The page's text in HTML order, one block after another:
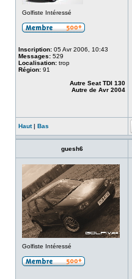
Golfiste Intéressé
Inscription: 05 Avr 2006, 10:43
Messages: 529
Localisation: trop
Région: 91
Autre Seat TDI 130
Autre de Avr 2004
Haut| Bas
guesh6
Golfiste Intéressé